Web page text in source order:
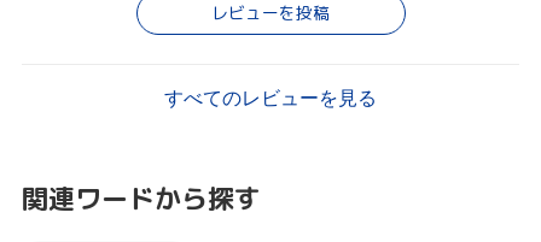
レビューを投稿
すべてのレビューを見る
関連ワードから探す